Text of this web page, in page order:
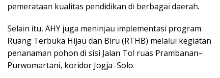
pemerataan kualitas pendidikan di berbagai daerah.
Selain itu, AHY juga meninjau implementasi program
Ruang Terbuka Hijau dan Biru (RTHB) melalui kegiatan
penanaman pohon di sisi Jalan Tol ruas Prambanan–
Purwomartani, koridor Jogja–Solo.